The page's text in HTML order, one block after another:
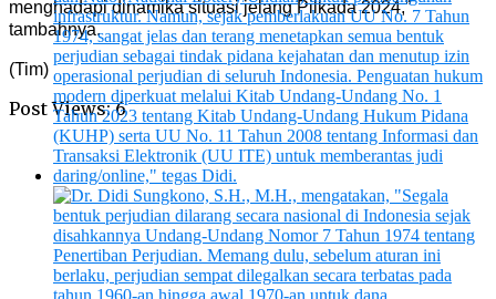
menghadapi dinamika situasi jelang Pilkada 2024,”
tambahnya.
(Tim)
Post Views: 6